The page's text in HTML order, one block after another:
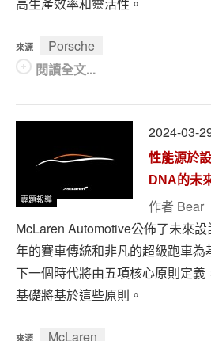
高生產效率和靈活性。
來源
Porsche
閱讀全文...
專題報導
2024-03-
性能源於
DNA的未
作者 Bear
McLaren Automotive公佈了未來
年的賽車傳統和非凡的超級跑車為
下一個時代將由五項核心原則定
基礎將基於這些原則。
來源 McLaren